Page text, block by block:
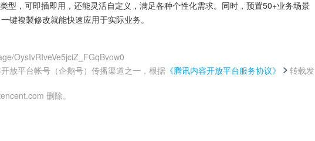
型，可即插即用，还能灵活自定义，满足各种个性化需求。同时，预置50+业务场景
键複製修改就能快速应用于实际业务。
OysIvRIveVe5jciZ_FGqBvow0
放平台帐号（企鹅号）传播渠道之一，根据 《腾讯内容开放平台服务协议》
转载发
删除。